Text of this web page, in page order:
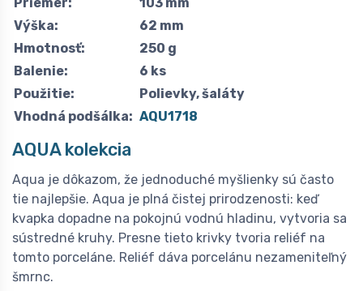
Priemer:
103 mm
Výška:
62 mm
Hmotnosť:
250 g
Balenie:
6 ks
Použitie:
Polievky, šaláty
Vhodná podšálka: AQU1718
AQUA kolekcia
Aqua je dôkazom, že jednoduché myšlienky sú často
tie najlepšie. Aqua je plná čistej prirodzenosti: keď
kvapka dopadne na pokojnú vodnú hladinu, vytvoria sa
sústredné kruhy. Presne tieto krivky tvoria reliéf na
tomto porceláne. Reliéf dáva porcelánu nezameniteľný
šmrnc.